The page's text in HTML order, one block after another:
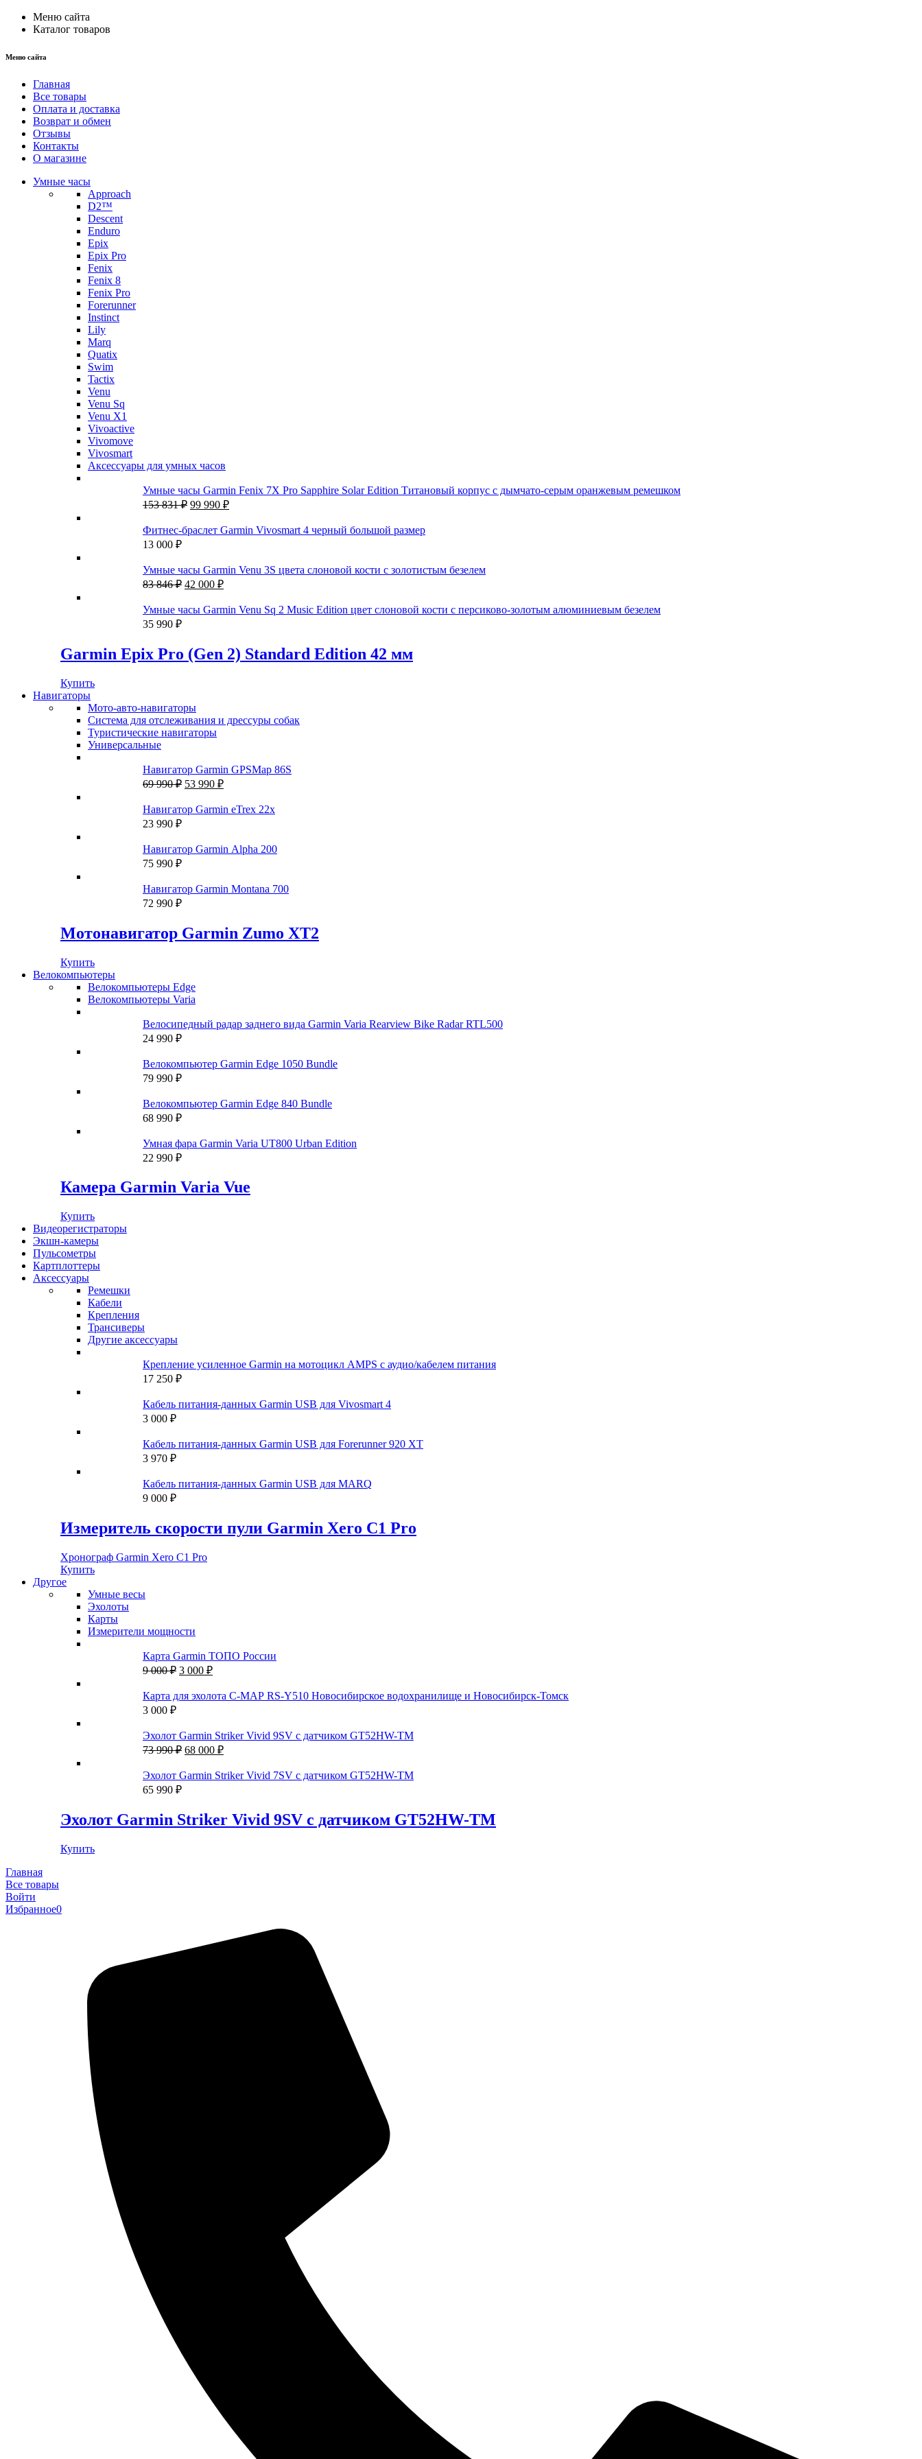
Меню сайта
Каталог товаров
Меню сайта
Главная
Все товары
Оплата и доставка
Возврат и обмен
Отзывы
Контакты
О магазине
Умные часы
Approach
D2™
Descent
Enduro
Epix
Epix Pro
Fenix
Fenix 8
Fenix Pro
Forerunner
Instinct
Lily
Marq
Quatix
Swim
Tactix
Venu
Venu Sq
Venu X1
Vivoactive
Vivomove
Vivosmart
Аксессуары для умных часов
Умные часы Garmin Fenix 7X Pro Sapphire Solar Edition Титановый корпус с дымчато-серым оранжевым ремешком
153 831₽ Первоначальная
составляла
153
99 990 ₽Текущая
99
Фитнес-браслет Garmin Vivosmart 4 черный большой размер
13 000 ₽
Умные часы Garmin Venu 3S цвета слоновой кости с золотистым безелем
83 846₽ Первоначальная
составляла
83
42 000 ₽Текущая
42
Умные часы Garmin Venu Sq 2 Music Edition цвет слоновой кости с персиково-золотым алюминиевым безелем
35 990 ₽
Garmin Epix Pro (Gen 2) Standard Edition 42 мм
Купить
Навигаторы
Мото-авто-навигаторы
Система для отслеживания и дрессуры собак
Туристические навигаторы
Универсальные
Навигатор Garmin GPSMap 86S
69 990₽ Первоначальная
составляла
69
53 990 ₽Текущая
53
Навигатор Garmin eTrex 22x
23 990 ₽
Навигатор Garmin Alpha 200
75 990 ₽
Навигатор Garmin Montana 700
72 990 ₽
Мотонавигатор Garmin Zumo XT2
Купить
Велокомпьютеры
Велокомпьютеры Edge
Велокомпьютеры Varia
Велосипедный радар заднего вида Garmin Varia Rearview Bike Radar RTL500
24 990 ₽
Велокомпьютер Garmin Edge 1050 Bundle
79 990 ₽
Велокомпьютер Garmin Edge 840 Bundle
68 990 ₽
Умная фара Garmin Varia UT800 Urban Edition
22 990 ₽
Камера Garmin Varia Vue
Купить
Видеорегистраторы
Экшн-камеры
Пульсометры
Картплоттеры
Аксессуары
Ремешки
Кабели
Крепления
Трансиверы
Другие аксессуары
Крепление усиленное Garmin на мотоцикл AMPS с аудио/кабелем питания
17 250 ₽
Кабель питания-данных Garmin USB для Vivosmart 4
3 000 ₽
Кабель питания-данных Garmin USB для Forerunner 920 XT
3 970 ₽
Кабель питания-данных Garmin USB для MARQ
9 000 ₽
Измеритель скорости пули Garmin Xero C1 Pro
Хронограф Garmin Xero C1 Pro
Купить
Другое
Умные весы
Эхолоты
Карты
Измерители мощности
Карта Garmin ТОПО России
9 000₽ Первоначальная
составляла
9
3 000 ₽Текущая
3
Карта для эхолота C-MAP RS-Y510 Новосибирское водохранилище и Новосибирск-Томск
3 000 ₽
Эхолот Garmin Striker Vivid 9SV с датчиком GT52HW-TM
73 990₽ Первоначальная
составляла
73
68 000 ₽Текущая
68
Эхолот Garmin Striker Vivid 7SV с датчиком GT52HW-TM
65 990 ₽
Эхолот Garmin Striker Vivid 9SV с датчиком GT52HW-TM
Купить
Главная
Все товары
Войти
Избранное0